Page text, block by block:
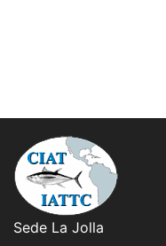
Sede La Jolla